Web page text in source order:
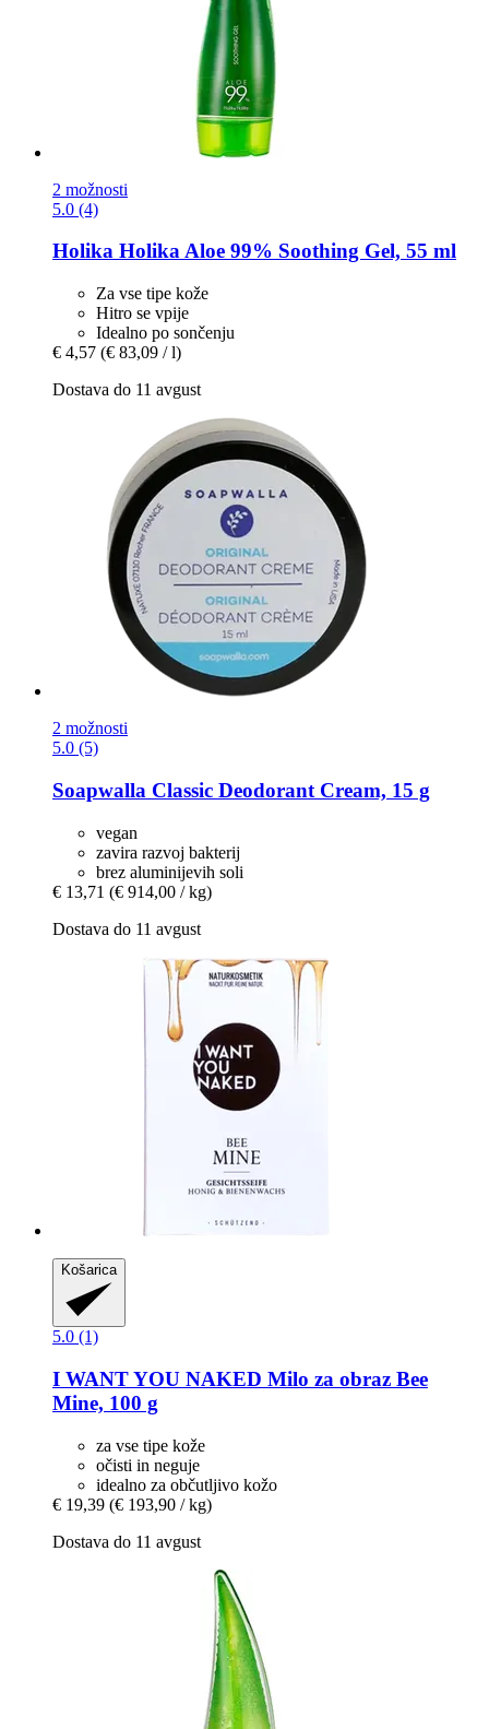
2 možnosti
5.0 (4)
Holika HolikaAloe 99% Soothing Gel, 55 ml
Za vse tipe kože
Hitro se vpije
Idealno po sončenju
€ 4,57 (€ 83,09 / l)
Dostava do 11 avgust
2 možnosti
5.0 (5)
Soapwalla Classic Deodorant Cream, 15 g
vegan
zavira razvoj bakterij
brez aluminijevih soli
€ 13,71 (€ 914,00 / kg)
Dostava do 11 avgust
Košarica
5.0 (1)
I WANT YOU NAKED Milo za obraz Bee
Mine, 100 g
za vse tipe kože
očisti in neguje
idealno za občutljivo kožo
€ 19,39 (€ 193,90 / kg)
Dostava do 11 avgust